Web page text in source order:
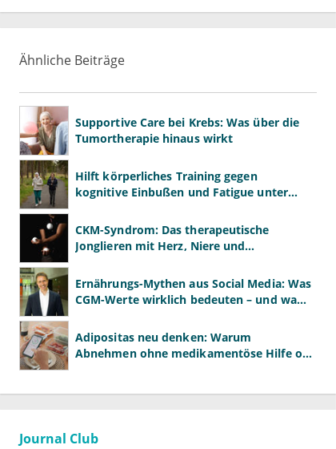
Ähnliche Beiträge
Supportive Care bei Krebs: Was über die
Tumortherapie hinaus wirkt
Hilft körperliches Training gegen
kognitive Einbußen und Fatigue unter
CKM-Syndrom: Das therapeutische
Jonglieren mit Herz, Niere und
Ernährungs-Mythen aus Social Media: Was
CGM-Werte wirklich bedeuten – und was
Adipositas neu denken: Warum
Abnehmen ohne medikamentöse Hilfe oft
Journal Club